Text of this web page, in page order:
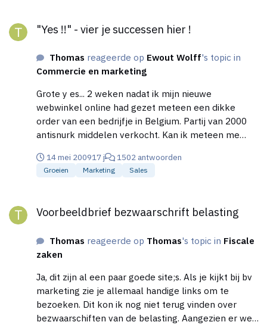
op bv startpaginas * Google adwords - super
op welke zoekwoorden ze komen) * Verelijking sites
(kost veel energie en geld, maar voor pagerank is
goed) * Content van je site, zorg altijd dat je een
pagina hebt op je site met veel informatie over je
artikelen. * De titels moeten duidelijk zijn Dat zijn zo
beetje mijn tips.... De site staan nu 3 weken online,
worden qua optimalisatie.
"Yes !!" - vier je successen hier !
Thomas reageerde op Ewout Wolff's topic in
Commercie en marketing
Grote y es... 2 weken nadat ik mijn nieuwe
webwinkel online had gezet meteen een dikke
order van een bedrijfje in Belgium. Partij van 2000
antisnurk middelen verkocht. Kan ik meteen me
14 mei 200917 j 1502 antwoorden
Groeien Marketing Sales
Voorbeeldbrief bezwaarschrift belasting
Thomas reageerde op Thomas's topic in Fiscale
zaken
Ja, dit zijn al een paar goede site;s. Als je kijkt bij bv
marketing zie je allemaal handige links om te
bezoeken. Dit kon ik nog niet terug vinden over
bezwaarschiften van de belasting. Aangezien er wel